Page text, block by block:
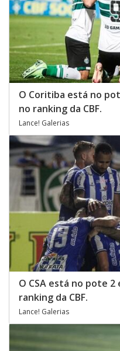
O Coritiba está no
no ranking da CBF.
Lance! Galerias
O CSA está no pote 2
ranking da CBF.
Lance! Galerias